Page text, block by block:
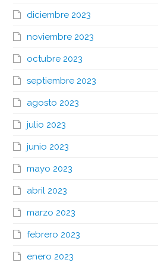
diciembre 2023
noviembre 2023
octubre 2023
septiembre 2023
agosto 2023
julio 2023
junio 2023
mayo 2023
abril 2023
marzo 2023
febrero 2023
enero 2023